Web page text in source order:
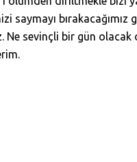
saymayı bırakacağımız
Ne sevinçli bir gün